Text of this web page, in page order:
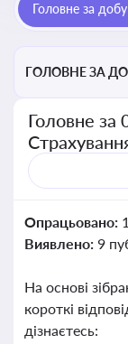
Головне за
ГОЛОВНЕ ЗА
Головне за
Опрацьовано:
Виявлено: 9
На основі
короткі
дізнаєтесь: